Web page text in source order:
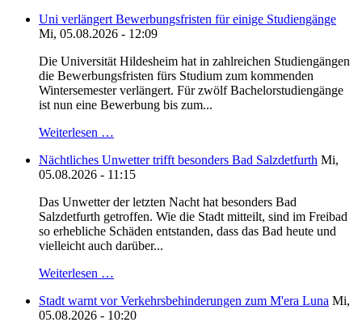
Uni verlängert Bewerbungsfristen für einige Studiengänge
Mi, 05.08.2026 - 12:09
Die Universität Hildesheim hat in zahlreichen Studiengängen
die Bewerbungsfristen fürs Studium zum kommenden
Wintersemester verlängert. Für zwölf Bachelorstudiengänge
ist nun eine Bewerbung bis zum...
Weiterlesen …
Nächtliches Unwetter trifft besonders Bad Salzdetfurth Mi,
05.08.2026 - 11:15
Das Unwetter der letzten Nacht hat besonders Bad
Salzdetfurth getroffen. Wie die Stadt mitteilt, sind im Freibad
so erhebliche Schäden entstanden, dass das Bad heute und
vielleicht auch darüber...
Weiterlesen …
Stadt warnt vor Verkehrsbehinderungen zum M'era Luna Mi,
05.08.2026 - 10:20